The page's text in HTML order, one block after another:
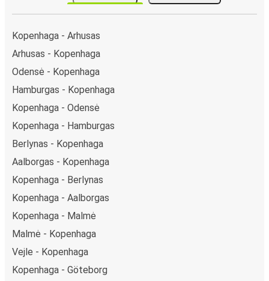
Kopenhaga - Arhusas
Arhusas - Kopenhaga
Odensė - Kopenhaga
Hamburgas - Kopenhaga
Kopenhaga - Odensė
Kopenhaga - Hamburgas
Berlynas - Kopenhaga
Aalborgas - Kopenhaga
Kopenhaga - Berlynas
Kopenhaga - Aalborgas
Kopenhaga - Malmė
Malmė - Kopenhaga
Vejle - Kopenhaga
Kopenhaga - Göteborg